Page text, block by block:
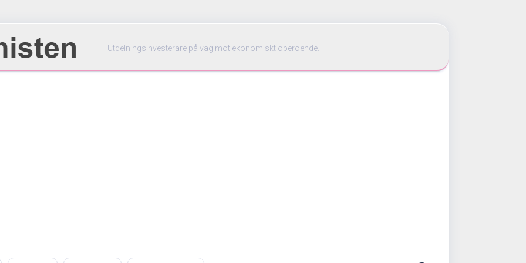
Utdelningsinvesterare på väg mot ekonomiskt oberoende.